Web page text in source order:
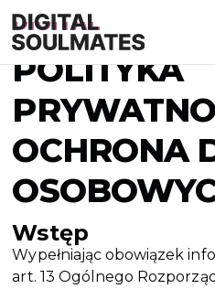
POLITYKA
OCHRONA
Wstęp
Wypełniając obowiązek
art. 13 Ogólnego